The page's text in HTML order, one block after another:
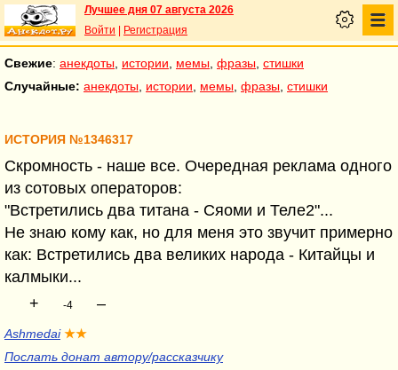
Лучшее дня 07 августа 2026
Войти
Регистрация
Свежие: анекдоты истории мемы фразы стишки
Случайные: анекдоты истории мемы фразы стишки
ИСТОРИЯ №1346317
Скромность - наше все. Очередная реклама одного
из сотовых операторов:
"Встретились два титана - Сяоми и Теле2"...
Не знаю кому как, но для меня это звучит примерно
как: Встретились два великих народа - Китайцы и
калмыки...
+
-4 –
Ashmedai ★★
Послать донат автору/рассказчику